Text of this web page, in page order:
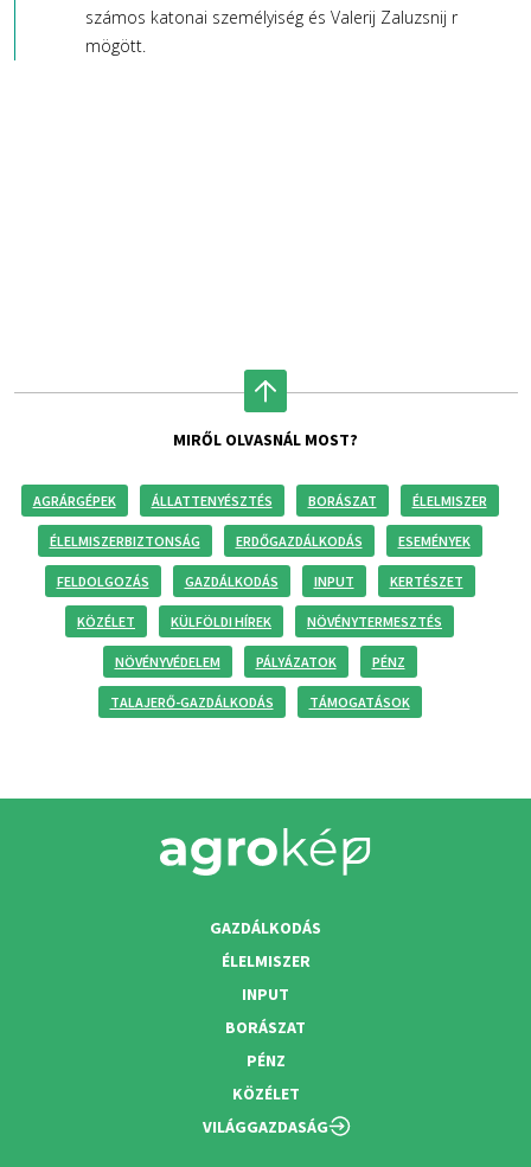
számos katonai személyiség és Valerij Zaluzsnij r
mögött.
MIRŐL OLVASNÁL MOST?
AGRÁRGÉPEK ÁLLATTENYÉSZTÉS BORÁSZAT ÉLELMISZER
ÉLELMISZERBIZTONSÁG ERDŐGAZDÁLKODÁS ESEMÉNYEK
FELDOLGOZÁS GAZDÁLKODÁS INPUT KERTÉSZET
KÖZÉLET KÜLFÖLDI HÍREK NÖVÉNYTERMESZTÉS
NÖVÉNYVÉDELEM PÁLYÁZATOK PÉNZ
TALAJERŐ-GAZDÁLKODÁS TÁMOGATÁSOK
GAZDÁLKODÁS
ÉLELMISZER
INPUT
BORÁSZAT
PÉNZ
KÖZÉLET
VILÁGGAZDASÁG